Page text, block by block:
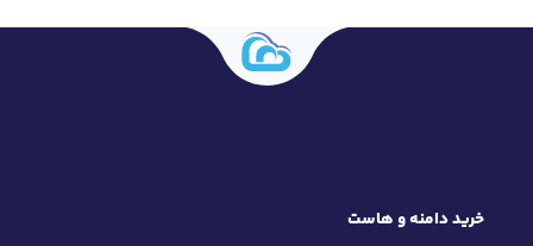
خرید دامنه و هاست